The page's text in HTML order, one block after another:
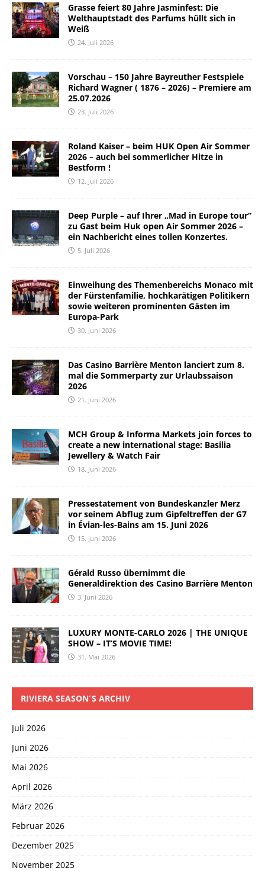
Grasse feiert 80 Jahre Jasminfest: Die
Welthauptstadt des Parfums hüllt sich in
Weiß
24. Juli 2026
Vorschau – 150 Jahre Bayreuther Festspiele
Richard Wagner ( 1876 – 2026) – Premiere am
25.07.2026
23. Juli 2026
Roland Kaiser – beim HUK Open Air Sommer
2026 – auch bei sommerlicher Hitze in
Bestform !
12. Juli 2026
Deep Purple – auf Ihrer „Mad in Europe tour“
zu Gast beim Huk open Air Sommer 2026 –
ein Nachbericht eines tollen Konzertes.
5. Juli 2026
Einweihung des Themenbereichs Monaco mit
der Fürstenfamilie, hochkarätigen Politikern
sowie weiteren prominenten Gästen im
Europa-Park
30. Juni 2026
Das Casino Barrière Menton lanciert zum 8.
mal die Sommerparty zur Urlaubssaison
2026
21. Juni 2026
MCH Group & Informa Markets join forces to
create a new international stage: Basilia
Jewellery & Watch Fair
18. Juni 2026
Pressestatement von Bundeskanzler Merz
vor seinem Abflug zum Gipfeltreffen der G7
in Évian-les-Bains am 15. Juni 2026
15. Juni 2026
Gérald Russo übernimmt die
Generaldirektion des Casino Barrière Menton
3. Juni 2026
LUXURY MONTE-CARLO 2026 | THE UNIQUE
SHOW – IT’S MOVIE TIME!
31. Mai 2026
RIVIERA SEASON´S ARCHIV
Juli 2026
Juni 2026
Mai 2026
April 2026
März 2026
Februar 2026
Dezember 2025
November 2025